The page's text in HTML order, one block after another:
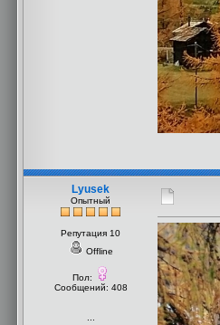
Lyusek
Опытный
Репутация 10
Offline
Пол:
Сообщений: 408